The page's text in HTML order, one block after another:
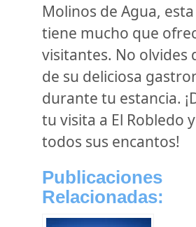
Molinos de Agua,
tiene mucho que
visitantes. No olvides
de su deliciosa
durante tu estancia.
tu visita a El Robledo
todos sus encantos!
Publicaciones
Relacionadas: